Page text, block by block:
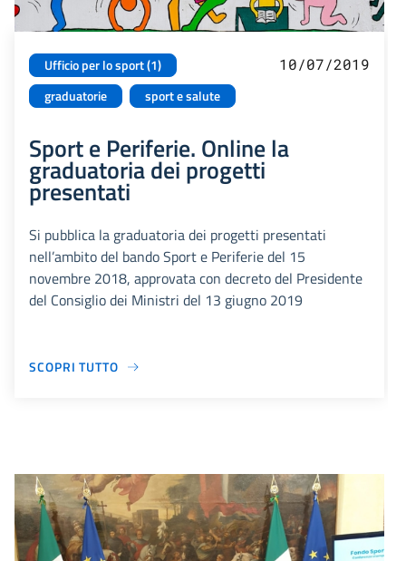
Ufficio per lo sport (1)
graduatorie
sport e salute
10/07/2019
Sport e Periferie. Online la
graduatoria dei progetti
presentati
Si pubblica la graduatoria dei progetti presentati
nell’ambito del bando Sport e Periferie del 15
novembre 2018, approvata con decreto del Presidente
del Consiglio dei Ministri del 13 giugno 2019
SCOPRI TUTTO